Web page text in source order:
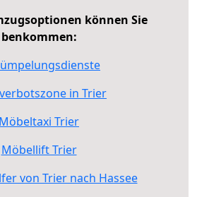
können Sie
benkommen:
in Trier
Möbeltaxi Trier
Möbellift Trier
von Trier nach Hassee